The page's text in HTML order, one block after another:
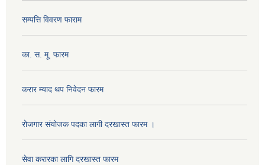
सम्पत्ति विवरण फाराम
का. स. मू. फारम
करार म्याद थप निवेदन फारम
रोजगार संयोजक पदका लागी दरखास्त फारम ।
सेवा करारका लागि दरखास्त फारम